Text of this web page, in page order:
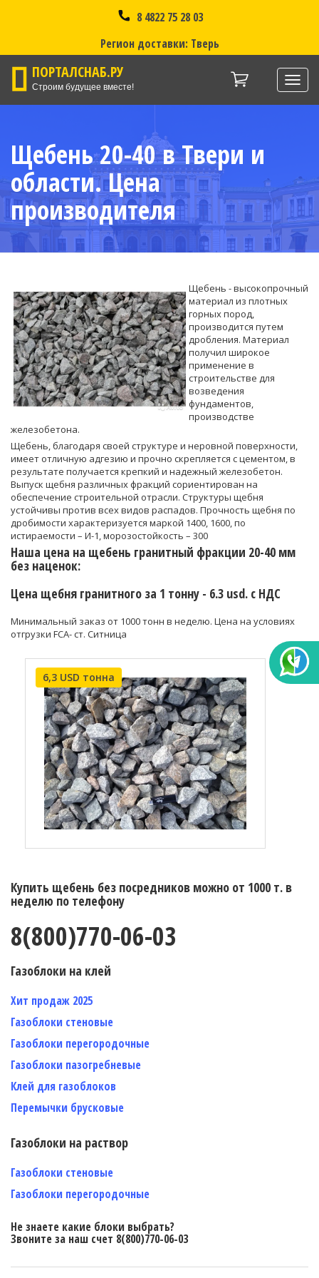
8 4822 75 28 03
Регион доставки: Тверь
ПОРТАЛСНАБ.РУ
Строим будущее вместе!
Щебень 20-40 в Твери и
области. Цена
производителя
Щебень - высокопрочный
материал из плотных
горных пород,
производится путем
дробления. Материал
получил широкое
применение в
строительстве для
возведения
фундаментов,
производстве
железобетона.
Щебень, благодаря своей структуре и неровной поверхности,
имеет отличную адгезию и прочно скрепляется с цементом, в
результате получается крепкий и надежный железобетон.
Выпуск щебня различных фракций сориентирован на
обеспечение строительной отрасли. Структуры щебня
устойчивы против всех видов распадов. Прочность щебня по
дробимости характеризуется маркой 1400, 1600, по
истираемости – И-1, морозостойкость – 300
Наша цена на щебень гранитный фракции 20-40 мм
без наценок:
Цена щебня гранитного за 1 тонну - 6.3 usd. c НДС
Минимальный заказ от 1000 тонн в неделю. Цена на условиях
отгрузки FCA- ст. Ситница
6,3 USD тонна
Купить щебень без посредников можно от 1000 т. в
неделю по телефону
8(800)770-06-03
Газоблоки на клей
Хит продаж 2025
Газоблоки стеновые
Газоблоки перегородочные
Газоблоки пазогребневые
Клей для газоблоков
Перемычки брусковые
Газоблоки на раствор
Газоблоки стеновые
Газоблоки перегородочные
Не знаете какие блоки выбрать?
Звоните за наш счет 8(800)770-06-03